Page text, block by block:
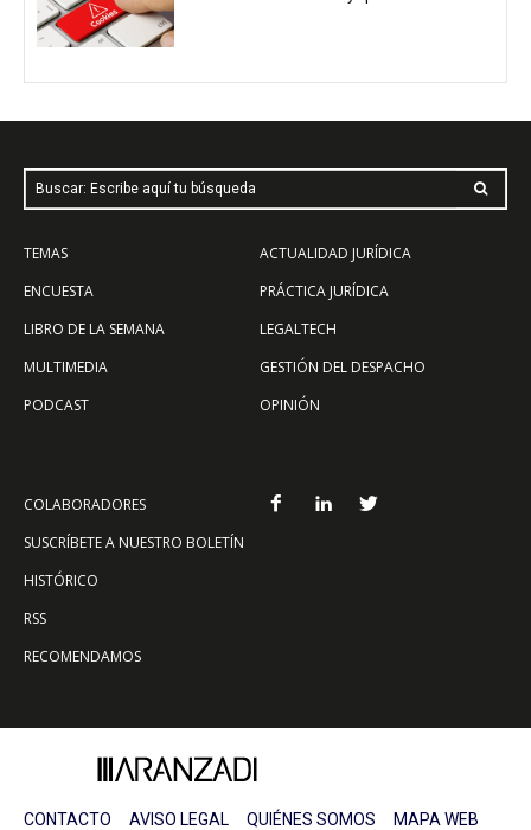
Buscar: Escribe aquí tu búsqueda
TEMAS
ENCUESTA
LIBRO DE LA SEMANA
MULTIMEDIA
PODCAST
ACTUALIDAD JURÍDICA
PRÁCTICA JURÍDICA
LEGALTECH
GESTIÓN DEL DESPACHO
OPINIÓN
COLABORADORES
SUSCRÍBETE A NUESTRO BOLETÍN
HISTÓRICO
RSS
RECOMENDAMOS
CONTACTO AVISO LEGAL QUIÉNES SOMOS MAPA WEB